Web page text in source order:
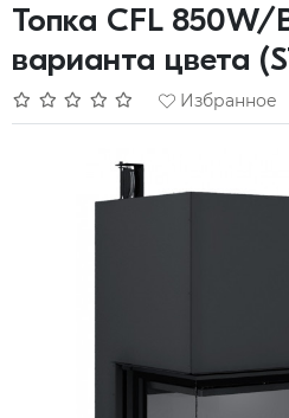
Топка CFL
варианта цвета
Избранное